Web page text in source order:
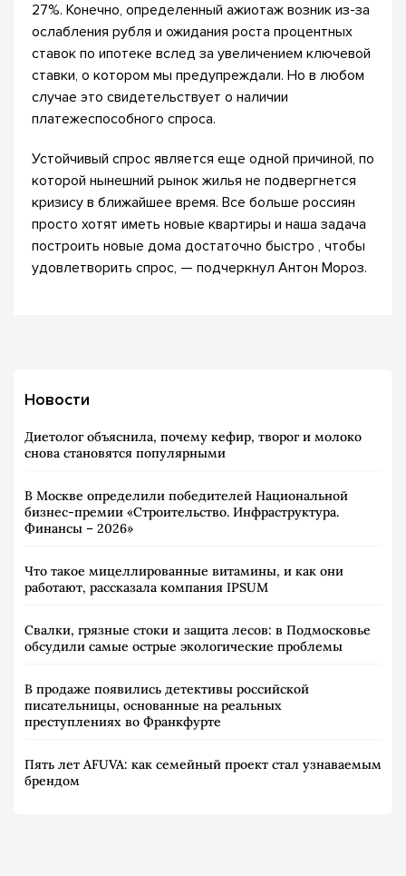
27%. Конечно, определенный ажиотаж возник из-за
ослабления рубля и ожидания роста процентных
ставок по ипотеке вслед за увеличением ключевой
ставки, о котором мы предупреждали. Но в любом
случае это свидетельствует о наличии
платежеспособного спроса.
Устойчивый спрос является еще одной причиной, по
которой нынешний рынок жилья не подвергнется
кризису в ближайшее время. Все больше россиян
просто хотят иметь новые квартиры и наша задача
построить новые дома достаточно быстро , чтобы
удовлетворить спрос, — подчеркнул Антон Мороз.
Новости
Диетолог объяснила, почему кефир, творог и молоко
снова становятся популярными
В Москве определили победителей Национальной
бизнес-премии «Строительство. Инфраструктура.
Финансы – 2026»
Что такое мицеллированные витамины, и как они
работают, рассказала компания IPSUM
Свалки, грязные стоки и защита лесов: в Подмосковье
обсудили самые острые экологические проблемы
В продаже появились детективы российской
писательницы, основанные на реальных
преступлениях во Франкфурте
Пять лет AFUVA: как семейный проект стал узнаваемым
брендом